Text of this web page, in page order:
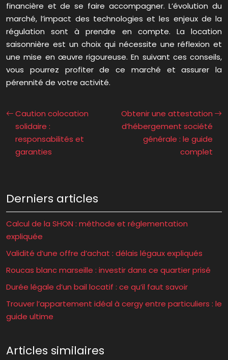
financière et de se faire accompagner. L’évolution du
marché, l’impact des technologies et les enjeux de la
régulation sont à prendre en compte. La location
saisonnière est un choix qui nécessite une réflexion et
une mise en œuvre rigoureuse. En suivant ces conseils,
vous pourrez profiter de ce marché et assurer la
pérennité de votre activité.
Caution colocation
solidaire :
responsabilités et
garanties
Obtenir une attestation
d’hébergement société
générale : le guide
complet
Derniers articles
Calcul de la SHON : méthode et réglementation
expliquée
Validité d’une offre d’achat : délais légaux expliqués
Roucas blanc marseille : investir dans ce quartier prisé
Durée légale d’un bail locatif : ce qu’il faut savoir
Trouver l’appartement idéal à cergy entre particuliers : le
guide ultime
Articles similaires